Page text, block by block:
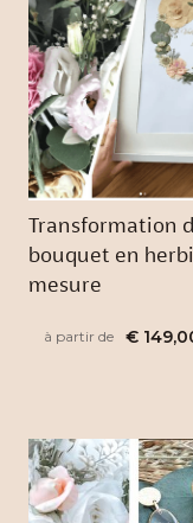
Transformation
bouquet en
mesure
à partir de €